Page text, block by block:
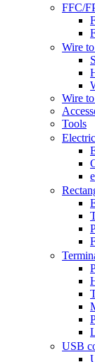
FFC/
Wire
Wire
Tools
USB